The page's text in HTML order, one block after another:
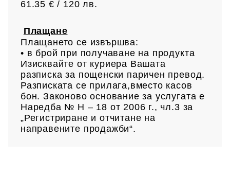
61.35 € / 120 лв.
Плащане
Плащането се извършва:
• в брой при получаване на продукта
Изисквайте от куриера Вашата
разписка за пощенски паричен превод.
Разписката се прилага,вместо касов
бон. Законово основание за услугата е
Наредба № Н – 18 от 2006 г., чл.3 за
„Регистриране и отчитане на
направените продажби“.